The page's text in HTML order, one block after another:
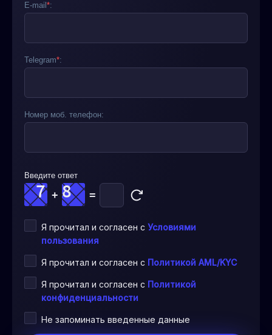
E-mail *:
Telegram*:
Номер моб. телефон:
Введите ответ
+ =
Я прочитал и согласен с Условиями
пользования
Я прочитал и согласен с Политикой AML/KYC
Я прочитал и согласен с Политикой
конфиденциальности
Не запоминать введенные данные